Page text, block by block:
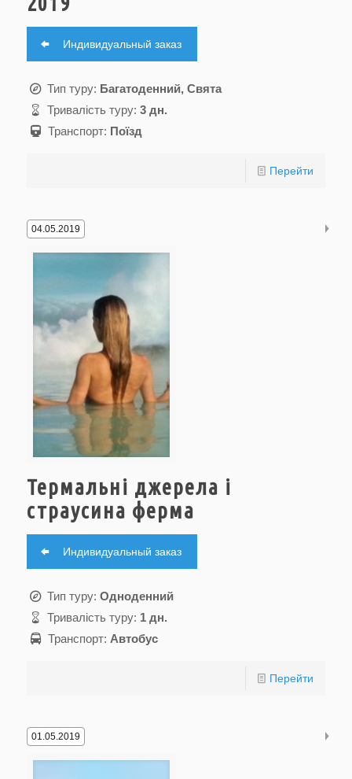
Индивидуальный заказ
Тип туру: Багатоденний, Свята
Тривалість туру: 3 дн.
Транспорт: Поїзд
Перейти
04.05.2019
Термальні джерела і
страусина ферма
Индивидуальный заказ
Тип туру: Одноденний
Тривалість туру: 1 дн.
Транспорт: Автобус
Перейти
01.05.2019